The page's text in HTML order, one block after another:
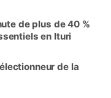
de plus de 40 %
en Ituri
de la